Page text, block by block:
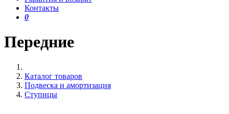
Контакты
0
Передние
Каталог товаров
Подвеска и амортизация
Ступицы